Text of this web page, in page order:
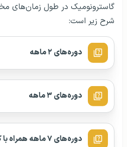
گاسترونومیک در طول زمان‌های
شرح زیر است:
دوره‌های ۲ ماهه
دوره‌های ۳ ماهه
دوره‌های ۷ ماهه همراه با کارآموزی